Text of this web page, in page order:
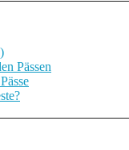
Pässen